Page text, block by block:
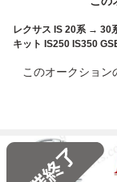
レクサス IS 20系 → 30
キット IS250 IS350
このオークション